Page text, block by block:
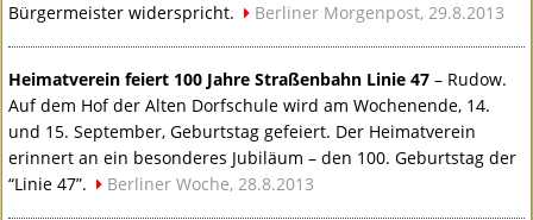
Bürgermeister widerspricht.
Berliner Morgenpost, 29.8.2013
Heimatverein feiert 100 Jahre Straßenbahn Linie 47 – Rudow.
Auf dem Hof der Alten Dorfschule wird am Wochenende, 14.
und 15. September, Geburtstag gefeiert. Der Heimatverein
erinnert an ein besonderes Jubiläum – den 100. Geburtstag der
“Linie 47”.
Berliner Woche, 28.8.2013